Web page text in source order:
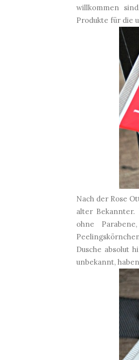
willkommen
Produkte für die
Nach der Rose
alter Bekannter.
ohne
Dusche absolut
unbekannt,